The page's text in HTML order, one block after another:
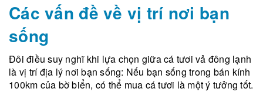
Các vấn đề về vị trí nơi bạn
sống
Đôi điều suy nghĩ khi lựa chọn giữa cá tươi vả đông lạnh
là vị trí địa lý nơi bạn sống: Nếu bạn sống trong bán kính
100km của bờ biển, có thể mua cá tươi là một ý tưởng tốt.